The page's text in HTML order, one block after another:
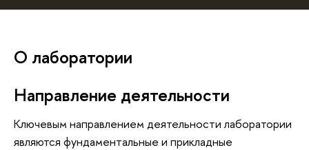
О лаборатории
Направление деятельности
Ключевым направлением деятельности лаборатории
являются фундаментальные и прикладные